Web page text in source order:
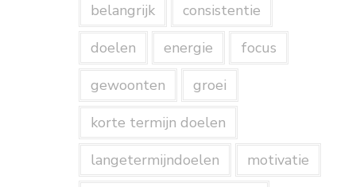
belangrijk
consistentie
doelen
energie
focus
gewoonten
groei
korte termijn doelen
langetermijndoelen
motivatie